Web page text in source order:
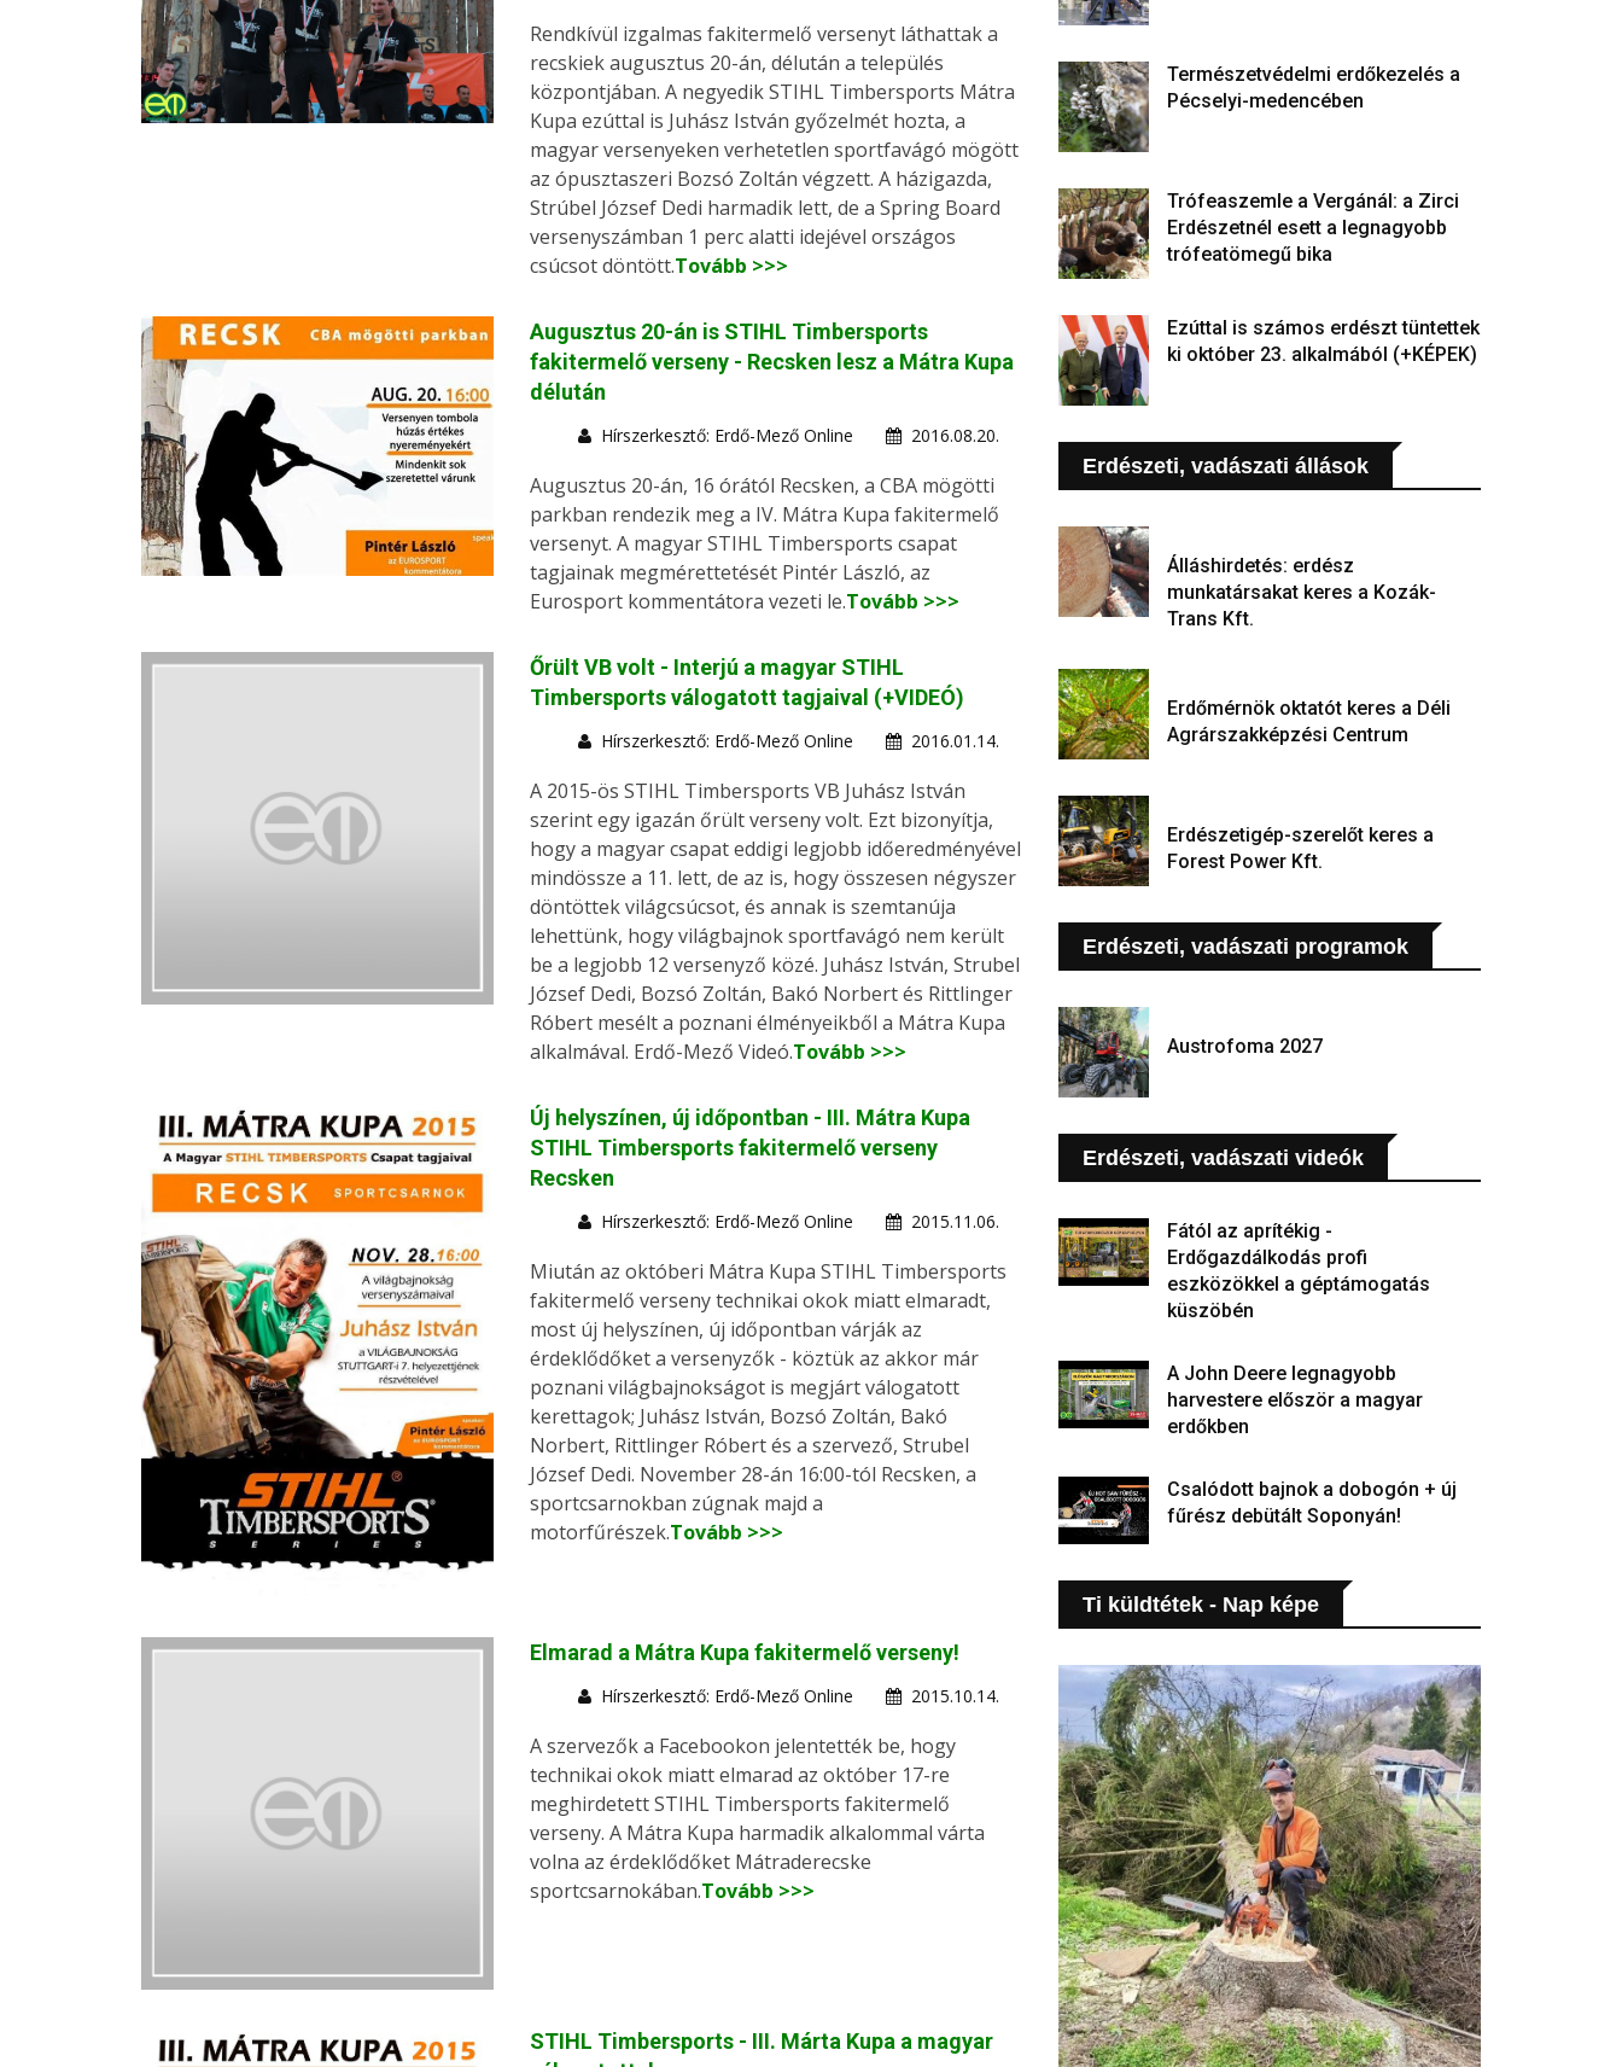
Rendkívül izgalmas fakitermelő versenyt láthattak a
recskiek augusztus 20-án, délután a település
központjában. A negyedik STIHL Timbersports Mátra
Kupa ezúttal is Juhász István győzelmét hozta, a
magyar versenyeken verhetetlen sportfavágó mögött
az ópusztaszeri Bozsó Zoltán végzett. A házigazda,
Strúbel József Dedi harmadik lett, de a Spring Board
versenyszámban 1 perc alatti idejével országos
csúcsot döntött.Tovább >>>
Augusztus 20-án is STIHL Timbersports
fakitermelő verseny - Recsken lesz a Mátra Kupa
délután
Hírszerkesztő: Erdő-Mező Online 2016.08.20.
Augusztus 20-án, 16 órától Recsken, a CBA mögötti
parkban rendezik meg a IV. Mátra Kupa fakitermelő
versenyt. A magyar STIHL Timbersports csapat
tagjainak megmérettetését Pintér László, az
Eurosport kommentátora vezeti le.Tovább >>>
Őrült VB volt - Interjú a magyar STIHL
Timbersports válogatott tagjaival (+VIDEÓ)
Hírszerkesztő: Erdő-Mező Online 2016.01.14.
A 2015-ös STIHL Timbersports VB Juhász István
szerint egy igazán őrült verseny volt. Ezt bizonyítja,
hogy a magyar csapat eddigi legjobb időeredményével
mindössze a 11. lett, de az is, hogy összesen négyszer
döntöttek világcsúcsot, és annak is szemtanúja
lehettünk, hogy világbajnok sportfavágó nem került
be a legjobb 12 versenyző közé. Juhász István, Strubel
József Dedi, Bozsó Zoltán, Bakó Norbert és Rittlinger
Róbert mesélt a poznani élményeikből a Mátra Kupa
alkalmával. Erdő-Mező Videó.Tovább >>>
Új helyszínen, új időpontban - III. Mátra Kupa
STIHL Timbersports fakitermelő verseny
Recsken
Hírszerkesztő: Erdő-Mező Online 2015.11.06.
Miután az októberi Mátra Kupa STIHL Timbersports
fakitermelő verseny technikai okok miatt elmaradt,
most új helyszínen, új időpontban várják az
érdeklődőket a versenyzők - köztük az akkor már
poznani világbajnokságot is megjárt válogatott
kerettagok; Juhász István, Bozsó Zoltán, Bakó
Norbert, Rittlinger Róbert és a szervező, Strubel
József Dedi. November 28-án 16:00-tól Recsken, a
sportcsarnokban zúgnak majd a
motorfűrészek.Tovább >>>
Elmarad a Mátra Kupa fakitermelő verseny!
Hírszerkesztő: Erdő-Mező Online 2015.10.14.
A szervezők a Facebookon jelentették be, hogy
technikai okok miatt elmarad az október 17-re
meghirdetett STIHL Timbersports fakitermelő
verseny. A Mátra Kupa harmadik alkalommal várta
volna az érdeklődőket Mátraderecske
sportcsarnokában.Tovább >>>
STIHL Timbersports - III. Márta Kupa a magyar
Természetvédelmi erdőkezelés a
Pécselyi-medencében
Trófeaszemle a Vergánál: a Zirci
Erdészetnél esett a legnagyobb
trófeatömegű bika
Ezúttal is számos erdészt tüntettek
ki október 23. alkalmából (+KÉPEK)
Erdészeti, vadászati állások
Álláshirdetés: erdész
munkatársakat keres a Kozák-
Trans Kft.
Erdőmérnök oktatót keres a Déli
Agrárszakképzési Centrum
Erdészetigép-szerelőt keres a
Forest Power Kft.
Erdészeti, vadászati programok
Austrofoma 2027
Erdészeti, vadászati videók
Fától az aprítékig -
Erdőgazdálkodás profi
eszközökkel a géptámogatás
küszöbén
A John Deere legnagyobb
harvestere először a magyar
erdőkben
Csalódott bajnok a dobogón + új
fűrész debütált Soponyán!
Ti küldtétek - Nap képe